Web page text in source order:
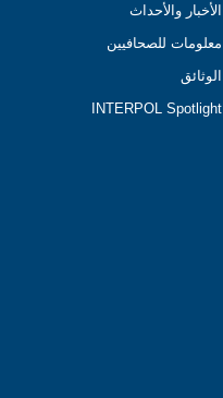
الأخبار والأحداث
معلومات للصحافيين
الوثائق
INTERPOL Spotlight